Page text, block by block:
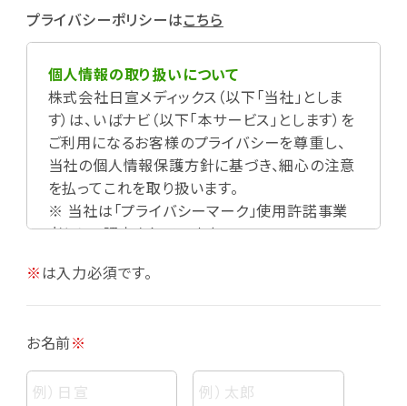
プライバシーポリシーはこちら
個人情報の取り扱いについて
株式会社日宣メディックス（以下「当社」としま
す）は、いばナビ（以下「本サービス」とします）を
ご利用になるお客様のプライバシーを尊重し、
当社の個人情報保護方針に基づき、細心の注意
を払ってこれを取り扱います。
※ 当社は「プライバシーマーク」使用許諾事業
者として認定されています。
個人情報
※は入力必須です。
お名前※